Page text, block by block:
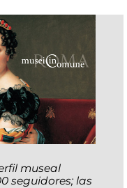
museal
seguidores; las